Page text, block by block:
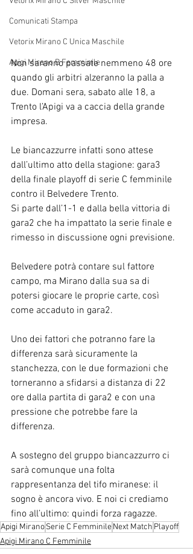
Comunicati Stampa
Vetorix Mirano C Unica Maschile
Apigi Mirano B Femminile
Non saranno passate nemmeno 48 ore
quando gli arbitri alzeranno la palla a
due. Domani sera, sabato alle 18, a
Trento l’Apigi va a caccia della grande
impresa.
Le biancazzurre infatti sono attese
dall’ultimo atto della stagione: gara3
della finale playoff di serie C femminile
contro il Belvedere Trento.
Si parte dall’1-1 e dalla bella vittoria di
gara2 che ha impattato la serie finale e
rimesso in discussione ogni previsione.
Belvedere potrà contare sul fattore
campo, ma Mirano dalla sua sa di
potersi giocare le proprie carte, così
come accaduto in gara2.
Uno dei fattori che potranno fare la
differenza sarà sicuramente la
stanchezza, con le due formazioni che
torneranno a sfidarsi a distanza di 22
ore dalla partita di gara2 e con una
pressione che potrebbe fare la
differenza.
A sostegno del gruppo biancazzurro ci
sarà comunque una folta
rappresentanza del tifo miranese: il
sogno è ancora vivo. E noi ci crediamo
fino all’ultimo: quindi forza ragazze.
Apigi MiranoSerie C FemminileNext Match Playoff
Apigi Mirano C Femminile